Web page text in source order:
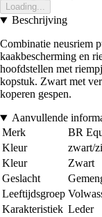
Loading...
Beschrijving
Combinatie neusriem
kaakbescherming en
hoofdstellen met
kopstuk. Zwart met
koperen gespen.
Aanvullende
Merk
BR
Kleur
zwart/
Kleur
Zwart
Geslacht
Leeftijdsgroep
Karakteristiek Leder